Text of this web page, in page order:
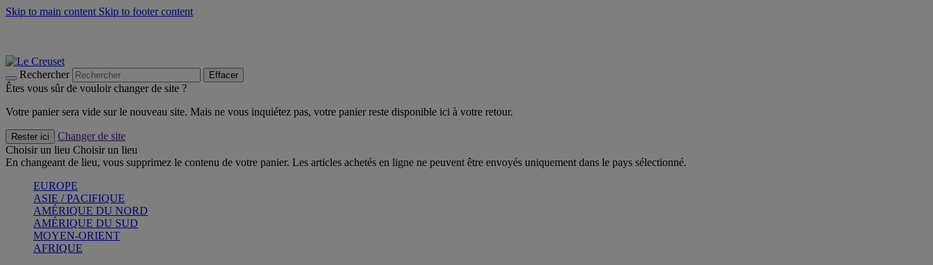
Skip to main content Skip to footer content
Rechercher Effacer
Êtes vous sûr de vouloir changer de site ?
Votre panier sera vide sur le nouveau site. Mais ne vous inquiétez pas, votre panier reste disponible ici à votre retour.
Rester ici
Changer de site
Choisir un lieu Choisir un lieu
En changeant de lieu, vous supprimez le contenu de votre panier. Les articles achetés en ligne ne peuvent être envoyés uniquement dans le pays sélectionné.
EUROPE
ASIE / PACIFIQUE
AMÉRIQUE DU NORD
AMÉRIQUE DU SUD
MOYEN-ORIENT
AFRIQUE